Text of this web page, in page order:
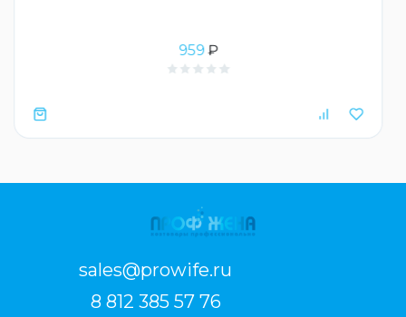
959₽
sales@prowife.ru
8 812 385 57 76